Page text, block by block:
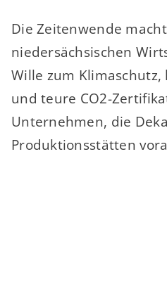
Die Zeitenwende
niedersächsischen
Wille zum Klimaschutz,
und teure CO2-
Unternehmen, die
Produktionsstätten